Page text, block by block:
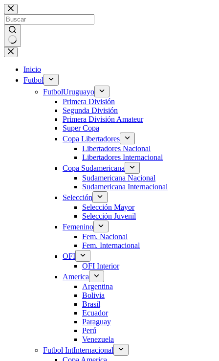
Saltar
al
contenido
Sin
resultados
Inicio
Futbol
FutbolUruguayo
Primera División
Segunda División
Primera División Amateur
Super Copa
Copa Libertadores
Libertadores Nacional
Libertadores Internacional
Copa Sudamericana
Sudamericana Nacional
Sudamericana Internacional
Selección
Selección Mayor
Selección Juvenil
Femenino
Fem. Nacional
Fem. Internacional
OFI
OFI Interior
America
Argentina
Bolivia
Brasil
Ecuador
Paraguay
Perú
Venezuela
Futbol IntInternacional